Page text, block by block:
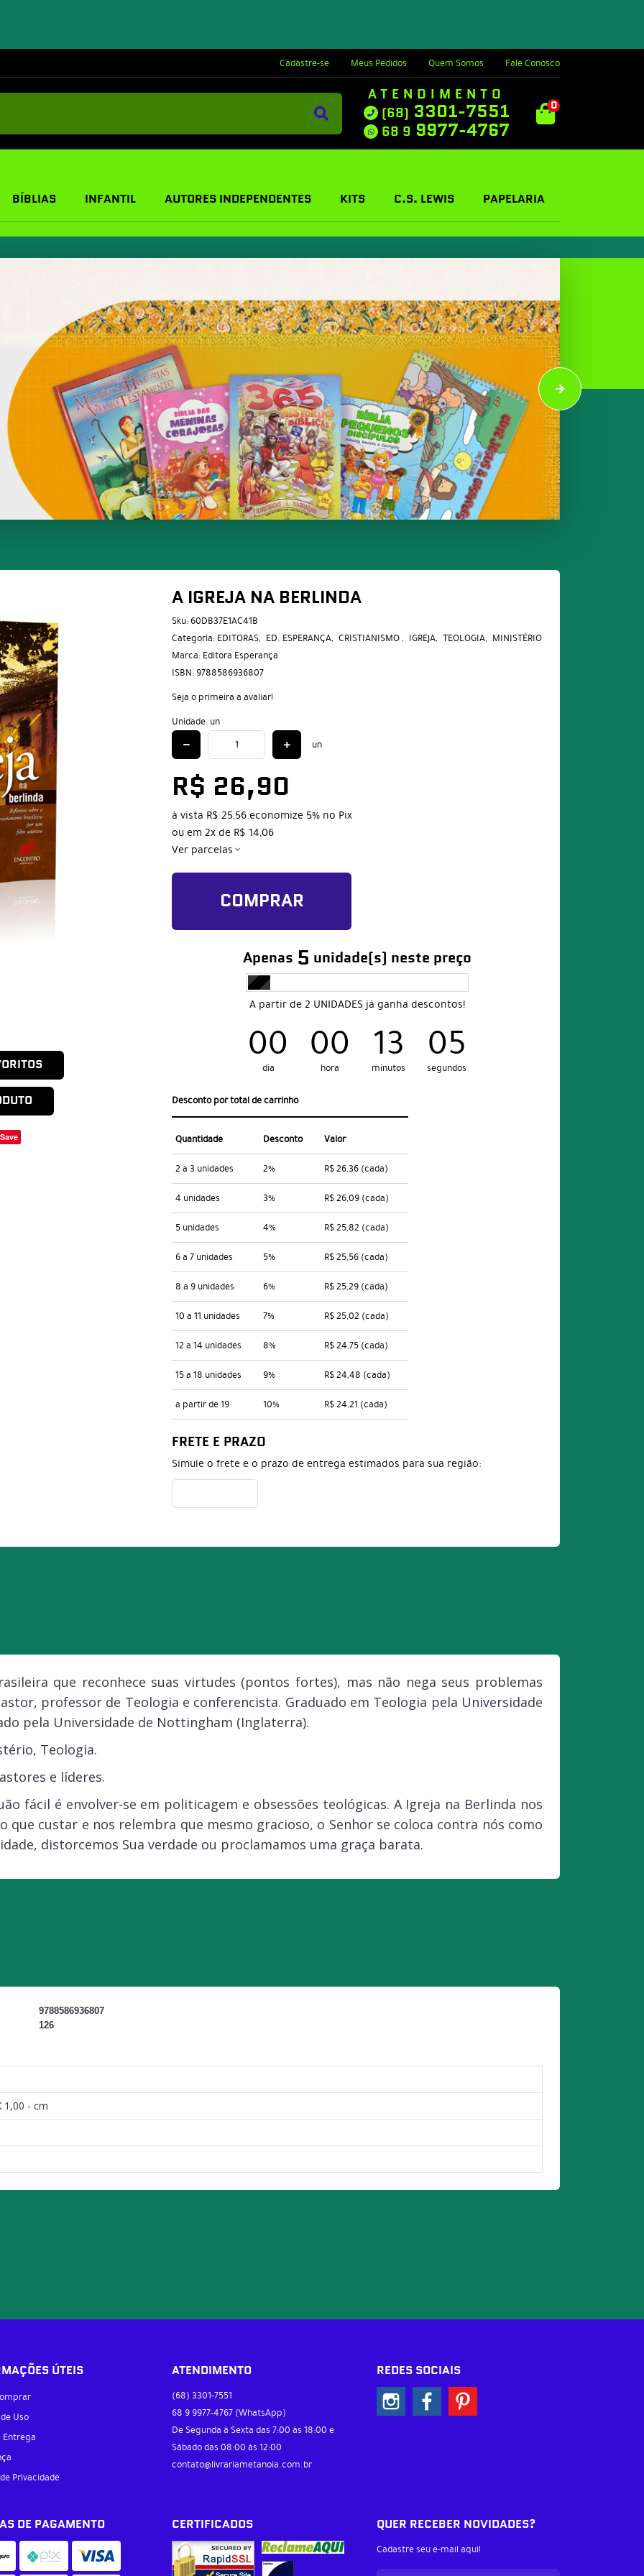
Cadastre-se Meus Pedidos Quem Somos Fale Conosco
ATENDIMENTO
(68) 3301-7551
68 9 9977-4767
0
BÍBLIAS INFANTIL AUTORES INDEPENDENTES KITS C.S. LEWIS PAPELARIA
Save
A IGREJA NA BERLINDA
Sku: 60DB37E1AC41B
Categoria: EDITORAS ED. ESPERANÇA CRISTIANISMO IGREJA TEOLOGIA MINISTÉRIO
Marca: Editora Esperança
ISBN: 9788586936807
Seja o primeira a avaliar!
Unidade: un
un
R$ 26,90
à vista R$ 25,56economize 5% no Pix
ou em2xde R$ 14,06
Ver parcelas
COMPRAR
Apenas 5 unidade(s) neste preço
A partir de 2 UNIDADES já ganha descontos!
00
dia 00
hora 13
minutos 04
segundos
Desconto por total de carrinho
Quantidade Desconto Valor
2 a 3 unidades 2% R$ 26,36 (cada)
4 unidades 3% R$ 26,09 (cada)
5 unidades 4% R$ 25,82 (cada)
6 a 7 unidades 5% R$ 25,56 (cada)
8 a 9 unidades 6% R$ 25,29 (cada)
10 a 11 unidades 7% R$ 25,02 (cada)
12 a 14 unidades 8% R$ 24,75 (cada)
15 a 18 unidades 9% R$ 24,48 (cada)
a partir de 19 10% R$ 24,21 (cada)
FRETE E PRAZO
Simule o frete e o prazo de entrega estimados para sua região:
que reconhece suas virtudes (pontos fortes), mas não nega seus problemas
professor de Teologia e conferencista. Graduado em Teologia pela Universidade
pela Universidade de Nottingham (Inglaterra).
Teologia.
e líderes.
fácil é envolver-se em politicagem e obsessões teológicas. A Igreja na Berlinda nos
que custar e nos relembra que mesmo gracioso, o Senhor se coloca contra nós como
distorcemos Sua verdade ou proclamamos uma graça barata.
9788586936807
126
1,00 - cm
ÚTEIS
Uso
Entrega
Privacidade
ATENDIMENTO
(68) 3301-7551
68 9 9977-4767 (WhatsApp)
De Segunda à Sexta das 7:00 às 18:00 e
Sábado das 08:00 às 12:00
contato@livrariametanoia.com.br
REDES SOCIAIS
DE PAGAMENTO CERTIFICADOS QUER RECEBER NOVIDADES?
Cadastre seu e-mail aqui!